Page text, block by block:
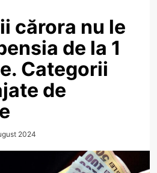
cărora nu le
de la 1
Categorii
de
2024